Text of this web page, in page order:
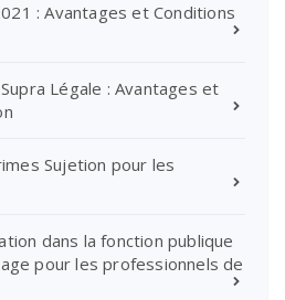
: Avantages et Conditions
Légale : Avantages et
Sujetion pour les
dans la fonction publique
pour les professionnels de